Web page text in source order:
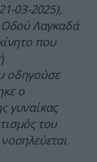
03-2025),
Οδού Λαγκαδά
που
οδηγούσε
ο
γυναίκας
του